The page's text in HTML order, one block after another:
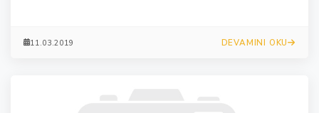
11.03.2019 DEVAMINI OKU